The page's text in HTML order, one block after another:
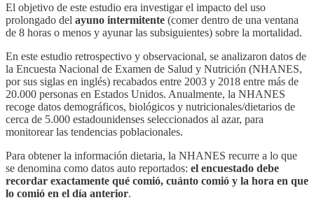
El objetivo de este estudio era investigar el impacto del uso
prolongado del ayuno intermitente (comer dentro de una ventana
de 8 horas o menos y ayunar las subsiguientes) sobre la mortalidad.
En este estudio retrospectivo y observacional, se analizaron datos de
la Encuesta Nacional de Examen de Salud y Nutrición (NHANES,
por sus siglas en inglés) recabados entre 2003 y 2018 entre más de
20.000 personas en Estados Unidos. Anualmente, la NHANES
recoge datos demográficos, biológicos y nutricionales/dietarios de
cerca de 5.000 estadounidenses seleccionados al azar, para
monitorear las tendencias poblacionales.
Para obtener la información dietaria, la NHANES recurre a lo que
se denomina como datos auto reportados: el encuestado debe
recordar exactamente qué comió, cuánto comió y la hora en que
lo comió en el día anterior.